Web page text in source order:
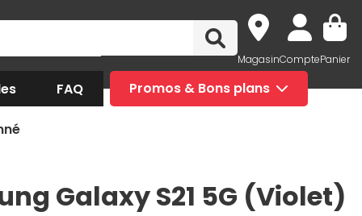
MagasinComptePanier
FAQ Promos & Bons plans
Galaxy S21 5G (Violet)